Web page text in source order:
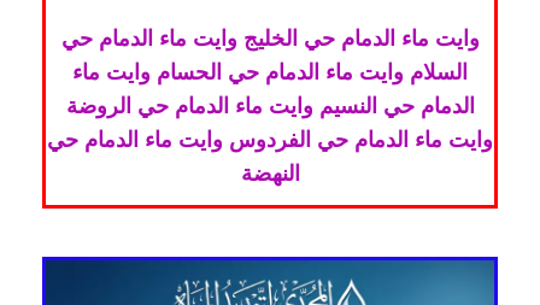
وايت ماء الدمام حي الخليج وايت ماء الدمام حي
السلام وايت ماء الدمام حي الحسام وايت ماء
الدمام حي النسيم وايت ماء الدمام حي الروضة
وايت ماء الدمام حي الفردوس وايت ماء الدمام حي
النهضة